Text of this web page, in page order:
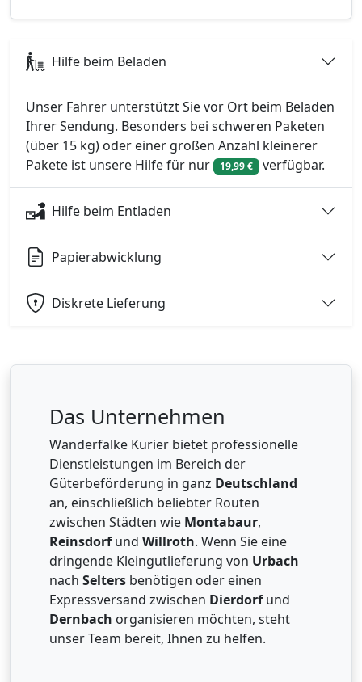
Hilfe beim Beladen
Unser Fahrer unterstützt Sie vor Ort beim Beladen
Ihrer Sendung. Besonders bei schweren Paketen
(über 15 kg) oder einer großen Anzahl kleinerer
Pakete ist unsere Hilfe für nur
19,99 € verfügbar.
Hilfe beim Entladen
Papierabwicklung
Diskrete Lieferung
Das Unternehmen
Wanderfalke Kurier bietet professionelle
Dienstleistungen im Bereich der
Güterbeförderung in ganz Deutschland
an, einschließlich beliebter Routen
zwischen Städten wie Montabaur,
Reinsdorfund Willroth. Wenn Sie eine
dringende Kleingutlieferung von Urbach
nach Selters benötigen oder einen
Expressversand zwischen Dierdorfund
Dernbach organisieren möchten, steht
unser Team bereit, Ihnen zu helfen.